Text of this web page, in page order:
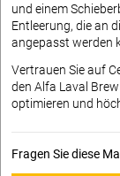
und einem
Entleerung, die an
angepasst werden
Vertrauen Sie auf
den Alfa Laval
optimieren und
Fragen Sie diese